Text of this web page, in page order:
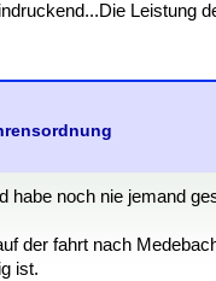
Leistung
habe noch nie jemand
der fahrt nach
ist.